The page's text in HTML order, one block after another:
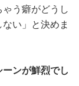
う癖がどうし
い」と決めま
ンが鮮烈でし